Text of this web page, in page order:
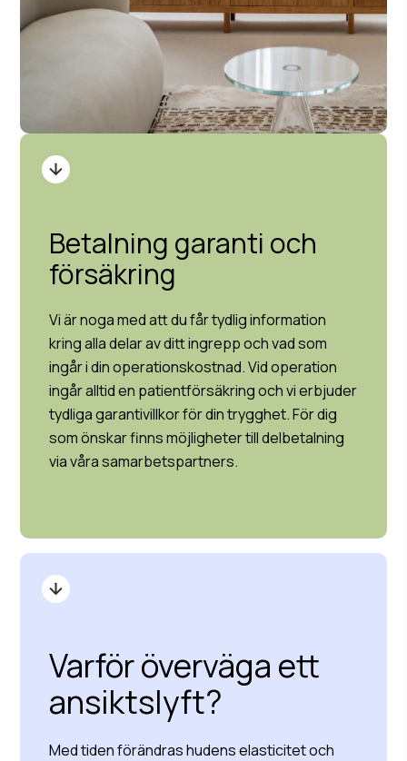
Betalning garanti och
försäkring
Vi är noga med att du får tydlig information
kring alla delar av ditt ingrepp och vad som
ingår i din operationskostnad. Vid operation
ingår alltid en patientförsäkring och vi erbjuder
tydliga garantivillkor för din trygghet. För dig
som önskar finns möjligheter till delbetalning
via våra samarbetspartners.
Varför överväga ett
ansiktslyft?
Med tiden förändras hudens elasticitet och